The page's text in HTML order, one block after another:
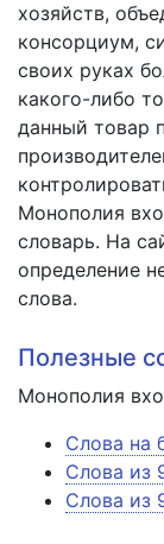
хозяйств,
консорциум,
своих руках
какого-либо
данный товар
Монополия
словарь. На
определение
слова.
Полезные
Монополия
Слова на
Слова из
Слова из